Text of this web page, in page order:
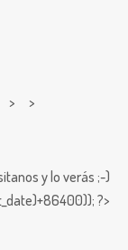
> >
y lo verás ;-)
?>